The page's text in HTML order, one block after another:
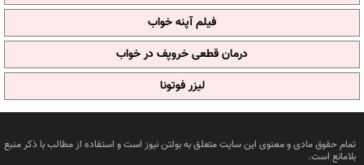
فیلم آپنه خواب
درمان قطعی خروپف در خواب
لیزر فوتونا
تمام حقوق مادی و معنوی این سایت متعلق به بولتن نیوز است و استفاده از مطالب با ذکر منبع
بلامانع است.